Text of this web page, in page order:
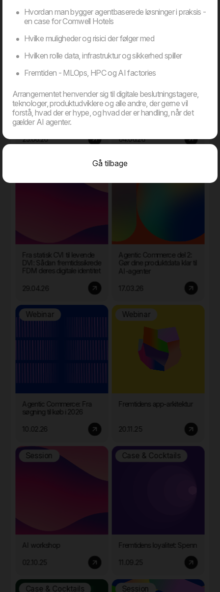
Webinar
EU AI-Act: Hvad betyder
den nye lovgivning for jer
25.06.26
Webinar
Fra kundedata til
kundeoplevelser: Sådan
personaliserer du med en
04.06.26
Fra statisk CVI til levende
DVI: Sådan fremtidssikrede
FDM deres digitale identitet
29.04.26
Webinar
Agentic Commerce del 2:
Gør dine produktdata klar til
AI-agenter
17.03.26
Webinar
Agentic Commerce: Fra
søgning til køb i 2026
10.02.26
Webinar
Fremtidens app-arkitektur
20.11.25
Session
AI workshop
02.10.25
Case & Cocktails
Fremtidens loyalitet: Spenn
11.09.25
Case & Cocktails Session
Hvordan man bygger agentbaserede løsninger i praksis -
en case for Comwell Hotels
Hvilke muligheder og risici der følger med
Hvilken rolle data, infrastruktur og sikkerhed spiller
Fremtiden - MLOps, HPC og AI factories
Arrangementet henvender sig til digitale beslutningstagere,
teknologer, produktudviklere og alle andre, der gerne vil
forstå, hvad der er hype, og hvad der er handling, når det
gælder AI agenter.
Gå tilbage